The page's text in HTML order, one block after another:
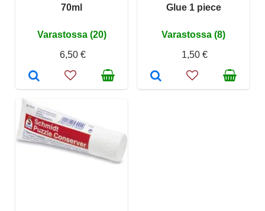
70ml
Varastossa (20)
6,50 €
Glue 1 piece
Varastossa (8)
1,50 €